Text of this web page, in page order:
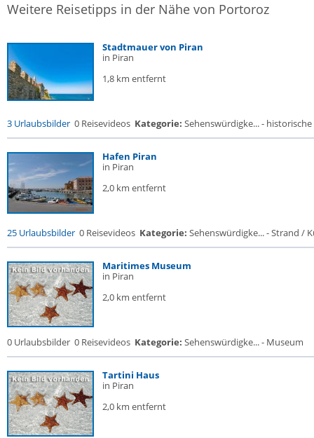
Weitere Reisetipps in der Nähe von Portoroz
Stadtmauer von Piran
in Piran
1,8 km entfernt
3 Urlaubsbilder 0 Reisevideos Kategorie: Sehenswürdigke... - historische
Hafen Piran
in Piran
2,0 km entfernt
25 Urlaubsbilder 0 Reisevideos Kategorie: Sehenswürdigke... - Strand /
Maritimes Museum
in Piran
2,0 km entfernt
0 Urlaubsbilder 0 Reisevideos Kategorie: Sehenswürdigke... - Museum
Tartini Haus
in Piran
2,0 km entfernt